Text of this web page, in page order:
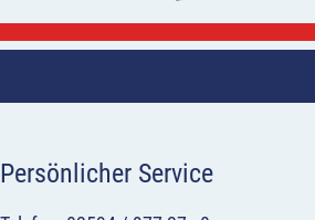
Persönlicher Service